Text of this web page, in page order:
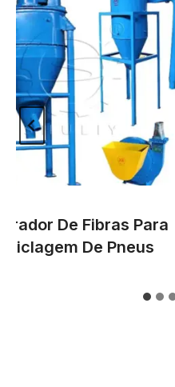
De Fibras Para
De Pneus